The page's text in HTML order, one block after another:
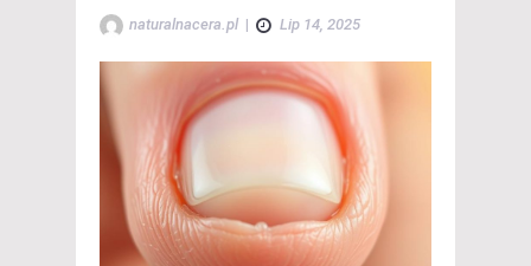
naturalnacera.pl | Lip 14, 2025